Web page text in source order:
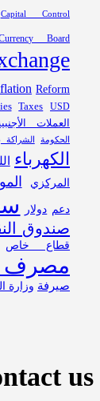
Capital Control
Board
Reform
Taxes USD
العملات
الحكومة الشراكة
الكهرباء
المركزي
دعم دولار
صندوق
قطاع خاص
مصرف
صيرفة وزارة
us